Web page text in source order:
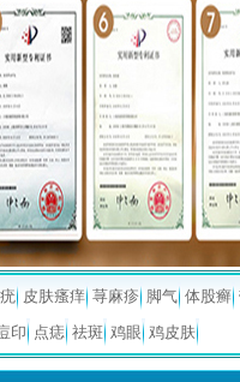
皮肤瘙痒 荨麻疹 脚气 体股癣
印 点痣 祛斑 鸡眼 鸡皮肤